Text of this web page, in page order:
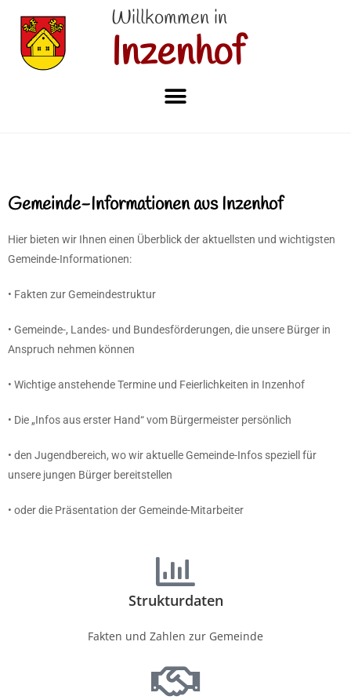
Willkommen in
Inzenhof
Gemeinde-Informationen aus Inzenhof
Hier bieten wir Ihnen einen Überblick der aktuellsten und wichtigsten
Gemeinde-Informationen:
• Fakten zur Gemeindestruktur
• Gemeinde-, Landes- und Bundesförderungen, die unsere Bürger in
Anspruch nehmen können
• Wichtige anstehende Termine und Feierlichkeiten in Inzenhof
• Die „Infos aus erster Hand“ vom Bürgermeister persönlich
• den Jugendbereich, wo wir aktuelle Gemeinde-Infos speziell für
unsere jungen Bürger bereitstellen
• oder die Präsentation der Gemeinde-Mitarbeiter
Strukturdaten
Fakten und Zahlen zur Gemeinde